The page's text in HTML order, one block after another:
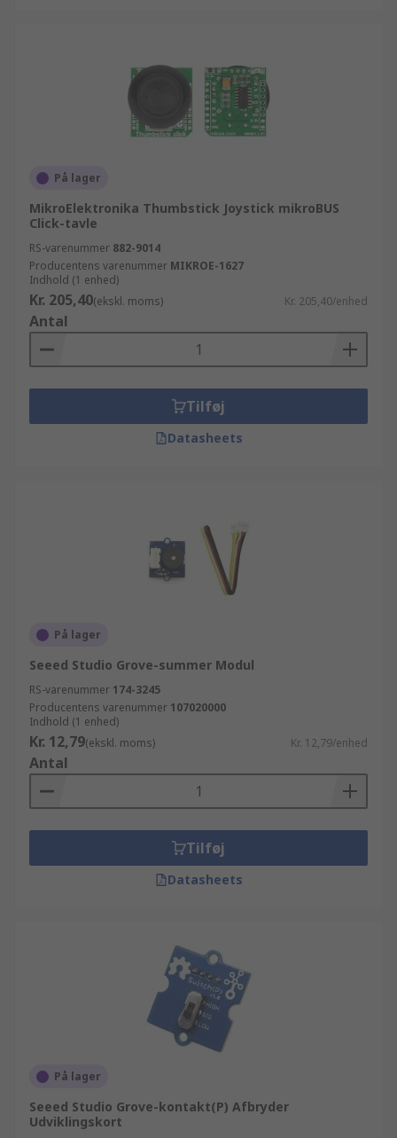
På lager
MikroElektronika Thumbstick Joystick mikroBUS
Click-tavle
RS-varenummer 882-9014
Producentens varenummer MIKROE-1627
Indhold (1 enhed)
Kr. 205,40(ekskl. moms) Kr. 205,40/enhed
Antal
Tilføj
Datasheets
På lager
Seeed Studio Grove-summer Modul
RS-varenummer 174-3245
Producentens varenummer 107020000
Indhold (1 enhed)
Kr. 12,79(ekskl. moms) Kr. 12,79/enhed
Antal
Tilføj
Datasheets
På lager
Seeed Studio Grove-kontakt(P) Afbryder
Udviklingskort